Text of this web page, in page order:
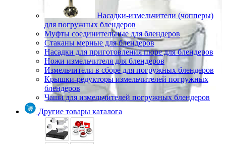
Насадки-измельчители (чопперы)
для погружных блендеров
Муфты соединительные для блендеров
Стаканы мерные для блендеров
Насадки для приготовления пюре для блендеров
Ножи измельчителя для блендеров
Измельчители в сборе для погружных блендеров
Крышки-редукторы измельчителей погружных
блендеров
Чаши для измельчителей погружных блендеров
Другие товары каталога